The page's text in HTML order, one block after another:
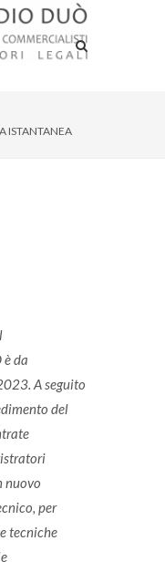
ISTANTANEA
è da
A seguito
del
nuovo
per
tecniche